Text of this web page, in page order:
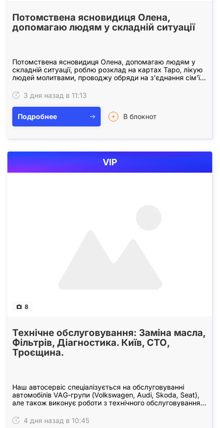
Потомствена ясновидиця Олена,
допомагаю людям у складній ситуації
Потомствена ясновидиця Олена, допомагаю людям у
складній ситуації, роблю розклад на картах Таро, лікую
людей молитвами, проводжу обряди на з'єднання сім'ї,
3 дня назад в 11:13
Подробнее В блокнот
8
Технічне обслуговування: Заміна масла,
Фільтрів, Діагностика. Київ, СТО,
Троєщина.
Наш автосервіс спеціалізується на обслуговуванні
автомобілів VAG-групи (Volkswagen, Audi, Skoda, Seat),
але також виконує роботи з технічного обслуговування
4 дня назад в 10:45
VIP